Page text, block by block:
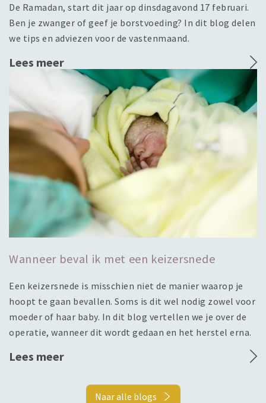
De Ramadan, start dit jaar op dinsdagavond 17 februari.
Ben je zwanger of geef je borstvoeding? In dit blog delen
we tips en adviezen voor de vastenmaand.
Lees meer
Wanneer beval ik met een keizersnede
Een keizersnede is misschien niet de manier waarop je
hoopt te gaan bevallen. Soms is dit wel nodig zowel voor
moeder of haar baby. In dit blog vertellen we je over de
operatie, wanneer dit wordt gedaan en het herstel erna.
Lees meer
Naar alle blogs